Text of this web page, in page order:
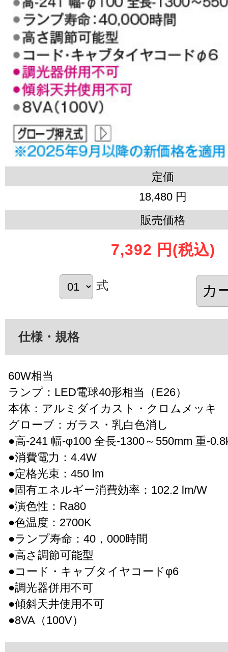
定価
18,480 円
販売価格
7,392 円 (税込)
式
仕様・規格
60W相当
ランプ：LED電球40形相当（E26）
本体：アルミダイカスト・クロムメッキ
グローブ：ガラス・乳白色消し
●高-241 幅-φ100 全長-1300～550mm 重-
●消費電力：4.4W
●定格光束：450 lm
●固有エネルギー消費効率：102.2 lm/W
●演色性：Ra80
●色温度：2700K
●ランプ寿命：40，000時間
●高さ調節可能型
●コード・キャブタイヤコードφ6
●調光器併用不可
●傾斜天井使用不可
●8VA（100V）